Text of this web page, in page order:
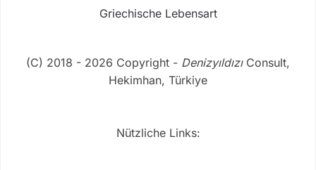
Griechische Lebensart
(C) 2018 - 2026 Copyright - DenizyıldızıConsult,
Hekimhan, Türkiye
Nützliche Links: